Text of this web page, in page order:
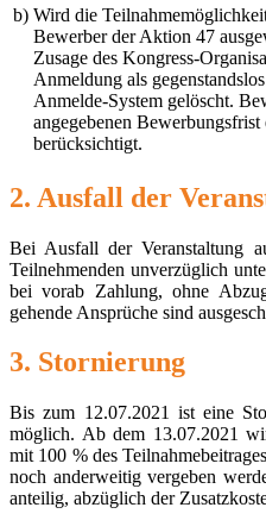
b) Wird die
Bewerber der Aktion 47
Zusage des Kongress-
Anmeldung als
Anmelde-System gelöscht.
angegebenen
berücksichtigt.
2. Ausfall der
Bei Ausfall der Veranstaltung
Teilnehmenden unverzüglich
bei vorab Zahlung, ohne
gehende Ansprüche sind
3. Stornierung
Bis zum 12.07.2021 ist eine
möglich. Ab dem 13.07.2021
mit 100 % des
noch anderweitig vergeben
anteilig, abzüglich der